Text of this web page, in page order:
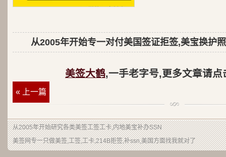
从2005年开始专一对付美国签证拒签,美宝换护
美签大鹤,一手老字号,更多文章请点
« 上一篇
从2005年开始研究各类美签工签工卡,内地美宝补办SSN
美签网专一只做美签,工签,工卡,214B拒签,补ssn,美国方面找我就对了